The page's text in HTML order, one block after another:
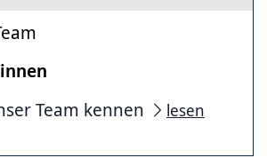
Team kennen
lesen